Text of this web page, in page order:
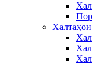
Халтаҳои